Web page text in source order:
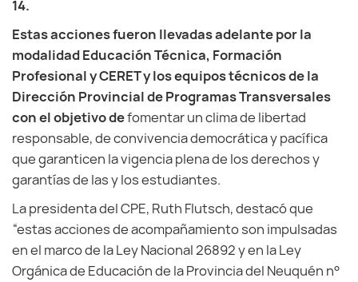
14.
Estas acciones fueron llevadas adelante por la
modalidad Educación Técnica, Formación
Profesional y CERET y los equipos técnicos de la
Dirección Provincial de Programas Transversales
con el objetivo defomentar un clima de libertad
responsable, de convivencia democrática y pacífica
que garanticen la vigencia plena de los derechos y
garantías de las y los estudiantes.
La presidenta del CPE, Ruth Flutsch, destacó que
“estas acciones de acompañamiento son impulsadas
en el marco de la Ley Nacional 26892 y en la Ley
Orgánica de Educación de la Provincia del Neuquén n°